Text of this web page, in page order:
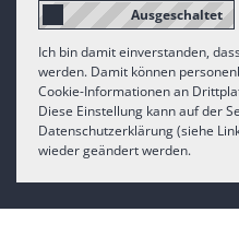
Ich bin damit einverstanden,
werden. Damit können
Cookie-Informationen an
Diese Einstellung kann auf der
Datenschutzerklärung (siehe
wieder geändert werden.